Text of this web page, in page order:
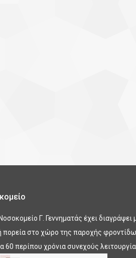
Γ. Γεννηματάς έχει διαγράψει
πορεία στο χώρο της παροχής
60 περίπου χρόνια συνεχούς